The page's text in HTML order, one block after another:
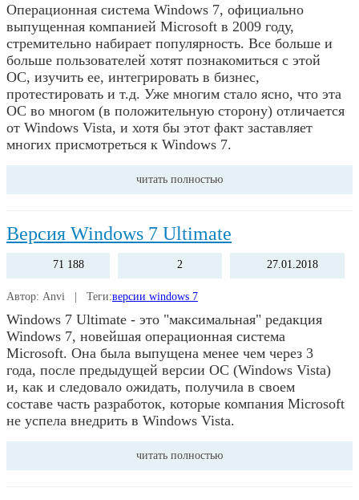
Операционная система Windows 7, официально
выпущенная компанией Microsoft в 2009 году,
стремительно набирает популярность. Все больше и
больше пользователей хотят познакомиться с этой
ОС, изучить ее, интегрировать в бизнес,
протестировать и т.д. Уже многим стало ясно, что эта
ОС во многом (в положительную сторону) отличается
от Windows Vista, и хотя бы этот факт заставляет
многих присмотреться к Windows 7.
читать полностью
Версия Windows 7 Ultimate
71 188 2 27.01.2018
Автор: Anvi | Теги:версии windows 7
Windows 7 Ultimate - это "максимальная" редакция
Windows 7, новейшая операционная система
Microsoft. Она была выпущена менее чем через 3
года, после предыдущей версии ОС (Windows Vista)
и, как и следовало ожидать, получила в своем
составе часть разработок, которые компания Microsoft
не успела внедрить в Windows Vista.
читать полностью